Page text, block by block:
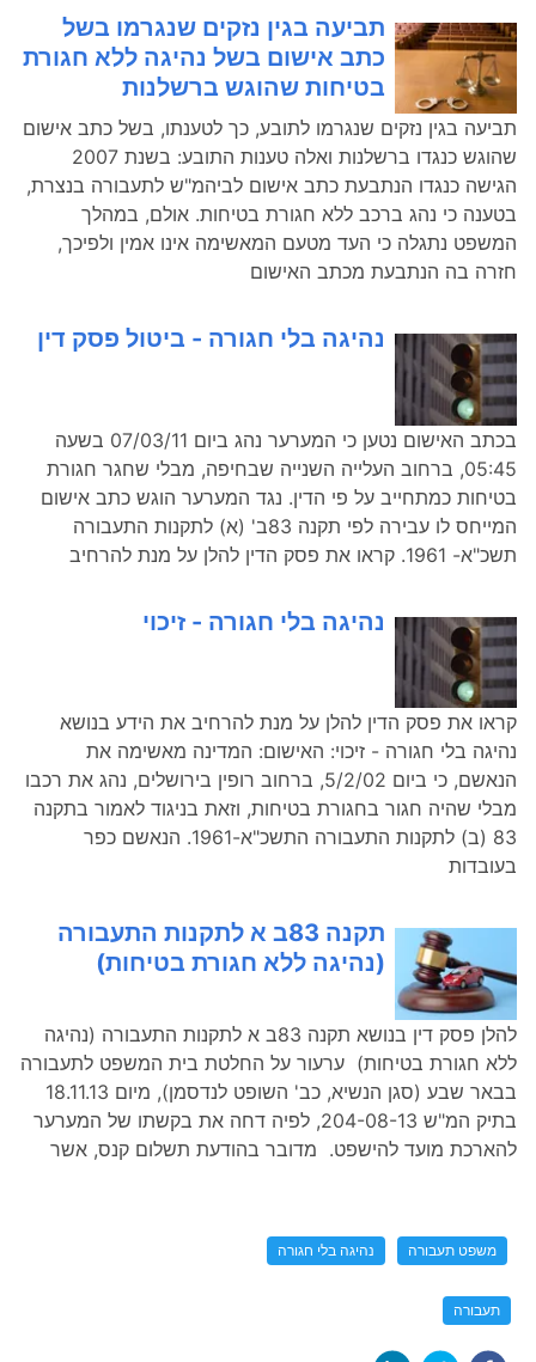
תביעה בגין נזקים שנגרמו בשל
כתב אישום בשל נהיגה ללא חגורת
בטיחות שהוגש ברשלנות
תביעה בגין נזקים שנגרמו לתובע, כך לטענתו, בשל כתב אישום
שהוגש כנגדו ברשלנות ואלה טענות התובע: בשנת 2007
הגישה כנגדו הנתבעת כתב אישום לביהמ"ש לתעבורה בנצרת,
בטענה כי נהג ברכב ללא חגורת בטיחות. אולם, במהלך
המשפט נתגלה כי העד מטעם המאשימה אינו אמין ולפיכך,
חזרה בה הנתבעת מכתב האישום
נהיגה בלי חגורה - ביטול פסק דין
בכתב האישום נטען כי המערער נהג ביום 07/03/11 בשעה
05:45, ברחוב העלייה השנייה שבחיפה, מבלי שחגר חגורת
בטיחות כמתחייב על פי הדין. נגד המערער הוגש כתב אישום
המייחס לו עבירה לפי תקנה 83ב' (א) לתקנות התעבורה
תשכ"א- 1961. קראו את פסק הדין להלן על מנת להרחיב
נהיגה בלי חגורה - זיכוי
קראו את פסק הדין להלן על מנת להרחיב את הידע בנושא
נהיגה בלי חגורה - זיכוי: האישום: המדינה מאשימה את
הנאשם, כי ביום 5/2/02, ברחוב רופין בירושלים, נהג את רכבו
מבלי שהיה חגור בחגורת בטיחות, וזאת בניגוד לאמור בתקנה
83 (ב) לתקנות התעבורה התשכ"א-1961. הנאשם כפר
בעובדות
תקנה 83ב א לתקנות התעבורה
(נהיגה ללא חגורת בטיחות)
להלן פסק דין בנושא תקנה 83ב א לתקנות התעבורה (נהיגה
ללא חגורת בטיחות) ערעור על החלטת בית המשפט לתעבורה
בבאר שבע (סגן הנשיא, כב' השופט לנדסמן), מיום 18.11.13
בתיק המ"ש 204-08-13, לפיה דחה את בקשתו של המערער
להארכת מועד להישפט. מדובר בהודעת תשלום קנס, אשר
משפט תעבורה נהיגה בלי חגורה
תעבורה